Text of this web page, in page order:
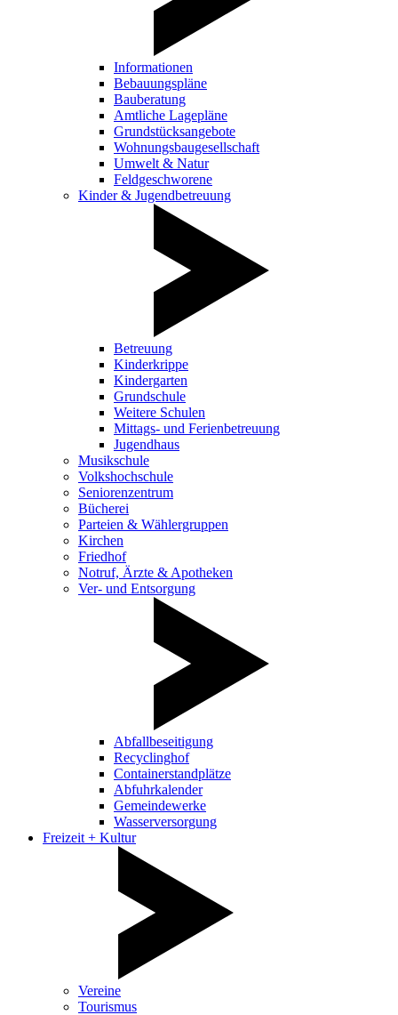
Informationen
Bebauungspläne
Bauberatung
Amtliche Lagepläne
Grundstücksangebote
Wohnungsbaugesellschaft
Umwelt & Natur
Feldgeschworene
Kinder & Jugendbetreuung
Betreuung
Kinderkrippe
Kindergarten
Grundschule
Weitere Schulen
Mittags- und Ferienbetreuung
Jugendhaus
Musikschule
Volkshochschule
Seniorenzentrum
Bücherei
Parteien & Wählergruppen
Kirchen
Friedhof
Notruf, Ärzte & Apotheken
Ver- und Entsorgung
Abfallbeseitigung
Recyclinghof
Containerstandplätze
Abfuhrkalender
Gemeindewerke
Wasserversorgung
Freizeit + Kultur
Vereine
Tourismus